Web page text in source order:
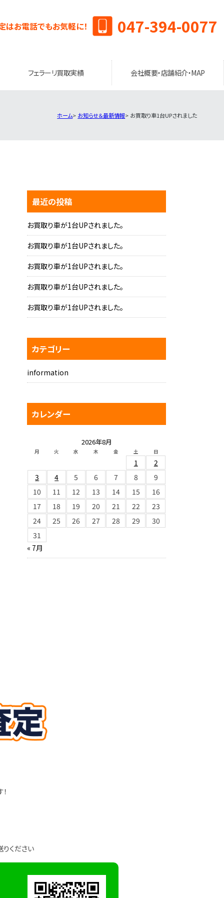
はお電話でもお気軽に！ 047-394-0077
フェラーリ買取実績 会社概要・店舗紹介・MAP
ホーム お知らせ＆最新情報 お買取り車1台UPされました
最近の投稿
お買取り車が1台UPされました。
お買取り車が1台UPされました。
お買取り車が1台UPされました。
お買取り車が1台UPされました。
お買取り車が1台UPされました。
カテゴリー
information
カレンダー
2026年8月
月 火 水 木 金 土 日
1
2
3
4 5 6 7 8
9
10
11 12 13 14 15
16
17
18 19 20 21 22
23
24
25 26 27 28 29
30
31
« 7月
ください